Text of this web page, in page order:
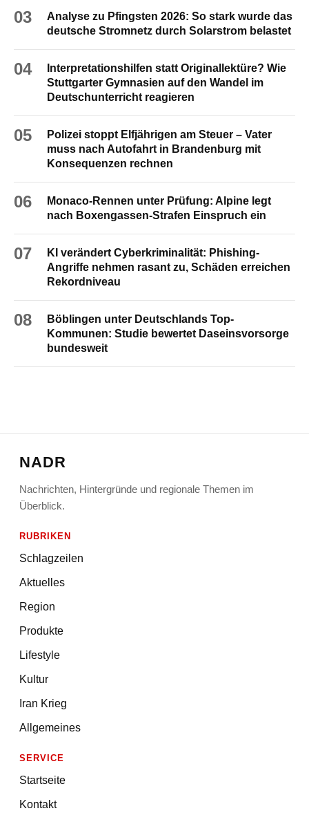
03
Analyse zu Pfingsten 2026: So stark wurde das
deutsche Stromnetz durch Solarstrom belastet
04
Interpretationshilfen statt Originallektüre? Wie
Stuttgarter Gymnasien auf den Wandel im
Deutschunterricht reagieren
05
Polizei stoppt Elfjährigen am Steuer – Vater
muss nach Autofahrt in Brandenburg mit
Konsequenzen rechnen
06
Monaco-Rennen unter Prüfung: Alpine legt
nach Boxengassen-Strafen Einspruch ein
07
KI verändert Cyberkriminalität: Phishing-
Angriffe nehmen rasant zu, Schäden erreichen
Rekordniveau
08
Böblingen unter Deutschlands Top-
Kommunen: Studie bewertet Daseinsvorsorge
bundesweit
NADR
Nachrichten, Hintergründe und regionale Themen im
Überblick.
RUBRIKEN
Schlagzeilen
Aktuelles
Region
Produkte
Lifestyle
Kultur
Iran Krieg
Allgemeines
SERVICE
Startseite
Kontakt